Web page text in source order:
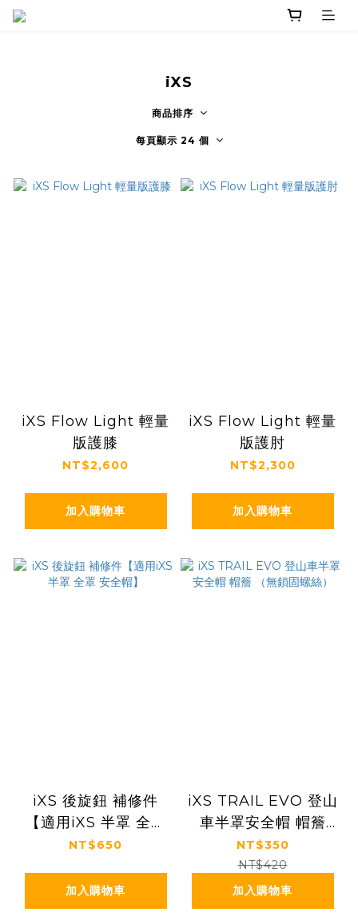
iXS
商品排序
每頁顯示 24 個
iXS Flow Light 輕量
版護膝
NT$2,600
加入購物車
iXS Flow Light 輕量
版護肘
NT$2,300
加入購物車
iXS 後旋鈕 補修件
【適用iXS 半罩 全罩
安全帽】
NT$650
加入購物車
iXS TRAIL EVO 登山
車半罩安全帽 帽簷
（無鎖固螺絲）
NT$350
NT$420
加入購物車